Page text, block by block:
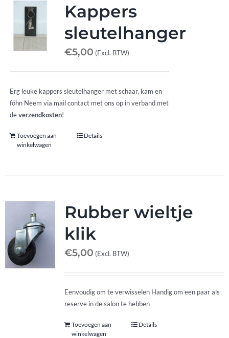
Kappers
sleutelhanger
€5,00 (Excl. BTW)
Erg leuke kappers sleutelhanger met schaar, kam en
föhn Neem via mail contact met ons op in verband met
deverzendkosten!
Toevoegen aan
winkelwagen
Details
Rubber wieltje
klik
€5,00 (Excl. BTW)
Eenvoudig om te verwisselen Handig om een paar als
reserve in de salon te hebben
Toevoegen aan
winkelwagen
Details